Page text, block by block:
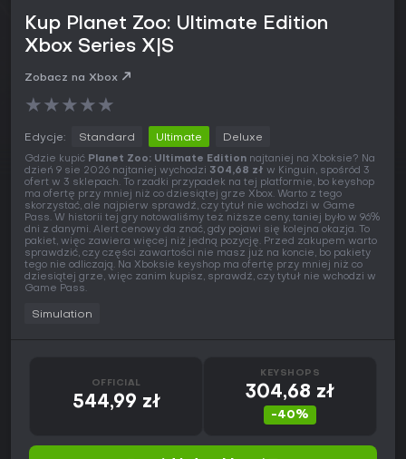
Kup Planet Zoo: Ultimate Edition
Xbox Series X|S
Zobacz na Xbox
★★★★★
Edycje: Standard Ultimate Deluxe
Gdzie kupić Planet Zoo: Ultimate Edition najtaniej na Xboksie? Na
dzień 9 sie 2026 najtaniej wychodzi 304,68 zł w Kinguin, spośród 3
ofert w 3 sklepach. To rzadki przypadek na tej platformie, bo keyshop
ma ofertę przy mniej niż co dziesiątej grze Xbox. Warto z tego
skorzystać, ale najpierw sprawdź, czy tytuł nie wchodzi w Game
Pass. W historii tej gry notowaliśmy też niższe ceny, taniej było w 96%
dni z danymi. Alert cenowy da znać, gdy pojawi się kolejna okazja. To
pakiet, więc zawiera więcej niż jedną pozycję. Przed zakupem warto
sprawdzić, czy części zawartości nie masz już na koncie, bo pakiety
tego nie odliczają. Na Xboksie keyshop ma ofertę przy mniej niż co
dziesiątej grze, więc zanim kupisz, sprawdź, czy tytuł nie wchodzi w
Game Pass.
Simulation
OFFICIAL
544,99 zł
KEYSHOPS
304,68 zł
-40%